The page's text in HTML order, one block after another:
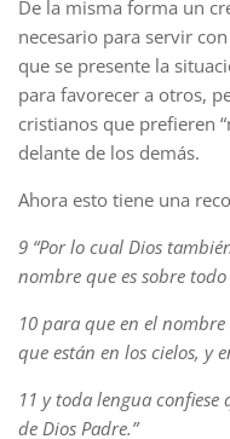
De la misma forma un
necesario para servir
que se presente la
para favorecer a otros,
cristianos que prefieren
delante de los demás.
Ahora esto tiene una
9 “Por lo cual Dios
nombre que es sobre
10 para que en el
que están en los cielos, y
11 y toda lengua confiese
de Dios Padre.”